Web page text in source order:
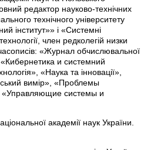
редактор науково-технічних
технічного університету
інститут»» і «Системні
член редколегій низки
«Журнал обчислювальної
и системний
«Наука та інновації»,
вимір», «Проблемы
системы и
академії наук України.